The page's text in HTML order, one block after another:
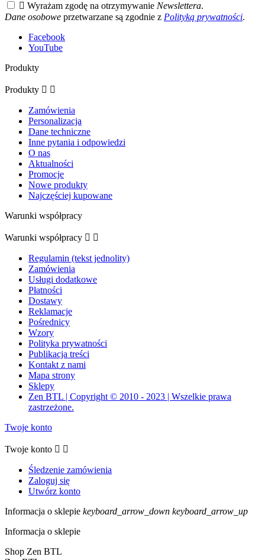
 Wyrażam zgodę na otrzymywanie Newslettera.
Dane osobowe przetwarzane są zgodnie z Polityką prywatności.
Facebook
YouTube
Produkty
Produkty  
Zamówienia
Personalizacja
Dane techniczne
Inne pytania i odpowiedzi
O nas
Aktualności
Promocje
Nowe produkty
Najczęściej kupowane
Warunki współpracy
Warunki współpracy  
Regulamin (tekst jednolity)
Zamówienia
Usługi dodatkowe
Płatności
Dostawy
Reklamacje
Pośrednicy
Wzory
Polityka prywatności
Publikacja treści
Kontakt z nami
Mapa strony
Sklepy
Zen BTL | Copyright © 2010 - 2023 | Wszelkie prawa
zastrzeżone.
Twoje konto
Twoje konto  
Śledzenie zamówienia
Zaloguj się
Utwórz konto
Informacja o sklepie keyboard_arrow_down keyboard_arrow_up
Informacja o sklepie
Shop Zen BTL